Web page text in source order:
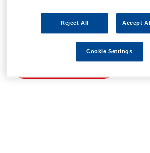
Wellicht zit er een spel- of typfout in de
actie waarnaar u zocht al verlopen.
Reject All Accept
Cookie Settings